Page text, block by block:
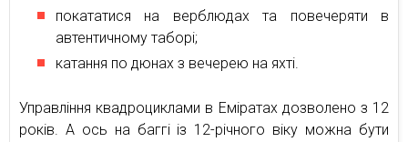
покататися на верблюдах та повечеряти в
автентичному таборі;
катання по дюнах з вечерею на яхті.
Управління квадроциклами в Еміратах дозволено з 12
років. А ось на баггі із 12-річного віку можна бути